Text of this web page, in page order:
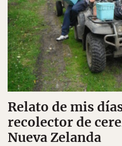
Relato de mis
recolector de
Nueva Zelanda